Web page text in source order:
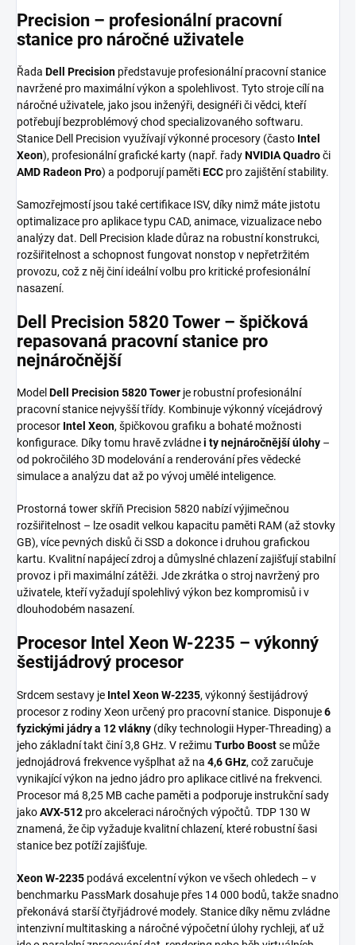
Precision – profesionální pracovní
stanice pro náročné uživatele
Řada Dell Precision představuje profesionální pracovní stanice
navržené pro maximální výkon a spolehlivost. Tyto stroje cílí na
náročné uživatele, jako jsou inženýři, designéři či vědci, kteří
potřebují bezproblémový chod specializovaného softwaru.
Stanice Dell Precision využívají výkonné procesory (často Intel
Xeon), profesionální grafické karty (např. řadyNVIDIA Quadroči
AMD Radeon Pro) a podporují pamětiECC pro zajištění stability.
Samozřejmostí jsou také certifikace ISV, díky nimž máte jistotu
optimalizace pro aplikace typu CAD, animace, vizualizace nebo
analýzy dat. Dell Precision klade důraz na robustní konstrukci,
rozšiřitelnost a schopnost fungovat nonstop v nepřetržitém
provozu, což z něj činí ideální volbu pro kritické profesionální
nasazení.
Dell Precision 5820 Tower – špičková
repasovaná pracovní stanice pro
nejnáročnější
Model Dell Precision 5820 Tower je robustní profesionální
pracovní stanice nejvyšší třídy. Kombinuje výkonný vícejádrový
procesor Intel Xeon, špičkovou grafiku a bohaté možnosti
konfigurace. Díky tomu hravě zvládnei ty nejnáročnější úlohy –
od pokročilého 3D modelování a renderování přes vědecké
simulace a analýzu dat až po vývoj umělé inteligence.
Prostorná tower skříň Precision 5820 nabízí výjimečnou
rozšiřitelnost – lze osadit velkou kapacitu paměti RAM (až stovky
GB), více pevných disků či SSD a dokonce i druhou grafickou
kartu. Kvalitní napájecí zdroj a důmyslné chlazení zajišťují stabilní
provoz i při maximální zátěži. Jde zkrátka o stroj navržený pro
uživatele, kteří vyžadují spolehlivý výkon bez kompromisů i v
dlouhodobém nasazení.
Procesor Intel Xeon W-2235 – výkonný
šestijádrový procesor
Srdcem sestavy je Intel Xeon W-2235, výkonný šestijádrový
procesor z rodiny Xeon určený pro pracovní stanice. Disponuje6
fyzickými jádry a 12 vlákny (díky technologii Hyper-Threading) a
jeho základní takt činí 3,8 GHz. V režimu Turbo Boostse může
jednojádrová frekvence vyšplhat až na 4,6 GHz, což zaručuje
vynikající výkon na jedno jádro pro aplikace citlivé na frekvenci.
Procesor má 8,25 MB cache paměti a podporuje instrukční sady
jakoAVX-512 pro akceleraci náročných výpočtů. TDP 130 W
znamená, že čip vyžaduje kvalitní chlazení, které robustní šasi
stanice bez potíží zajišťuje.
Xeon W-2235 podává excelentní výkon ve všech ohledech – v
benchmarku PassMark dosahuje přes 14 000 bodů, takže snadno
překonává starší čtyřjádrové modely. Stanice díky němu zvládne
intenzivní multitasking a náročné výpočetní úlohy rychleji, ať už